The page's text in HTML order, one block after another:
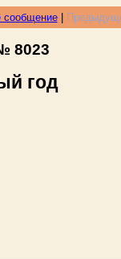
|
8023
год